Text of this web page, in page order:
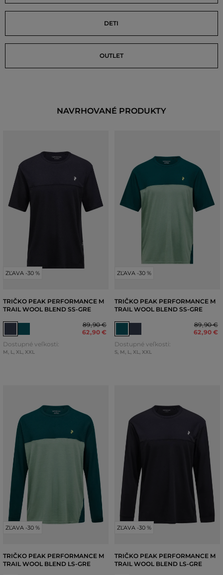
DETI
OUTLET
NAVRHOVANÉ PRODUKTY
ZĽAVA -30 %
TRIČKO PEAK PERFORMANCE M
TRAIL WOOL BLEND SS-GRE
89,90 €
62,90 €
Dostupné veľkosti:
M, L, XL, XXL
ZĽAVA -30 %
TRIČKO PEAK PERFORMANCE M
TRAIL WOOL BLEND SS-GRE
89,90 €
62,90 €
Dostupné veľkosti:
S, M, L, XL, XXL
ZĽAVA -30 %
TRIČKO PEAK PERFORMANCE M
TRAIL WOOL BLEND LS-GRE
ZĽAVA -30 %
TRIČKO PEAK PERFORMANCE M
TRAIL WOOL BLEND LS-GRE